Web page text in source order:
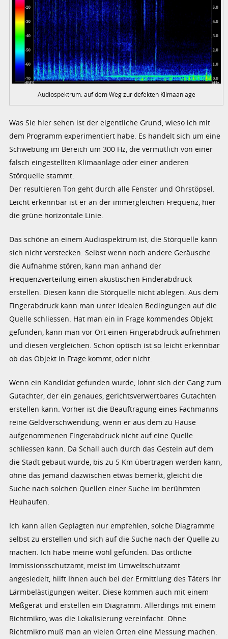
Audiospektrum: auf dem Weg zur defekten Klimaanlage
Was Sie hier sehen ist der eigentliche Grund, wieso ich mit
dem Programm experimentiert habe. Es handelt sich um eine
Schwebung im Bereich um 300 Hz, die vermutlich von einer
falsch eingestellten Klimaanlage oder einer anderen
Störquelle stammt.
Der resultieren Ton geht durch alle Fenster und Ohrstöpsel.
Leicht erkennbar ist er an der immergleichen Frequenz, hier
die grüne horizontale Linie.
Das schöne an einem Audiospektrum ist, die Störquelle kann
sich nicht verstecken. Selbst wenn noch andere Geräusche
die Aufnahme stören, kann man anhand der
Frequenzverteilung einen akustischen Finderabdruck
erstellen. Diesen kann die Störquelle nicht ablegen. Aus dem
Fingerabdruck kann man unter idealen Bedingungen auf die
Quelle schliessen. Hat man ein in Frage kommendes Objekt
gefunden, kann man vor Ort einen Fingerabdruck aufnehmen
und diesen vergleichen. Schon optisch ist so leicht erkennbar
ob das Objekt in Frage kommt, oder nicht.
Wenn ein Kandidat gefunden wurde, lohnt sich der Gang zum
Gutachter, der ein genaues, gerichtsverwertbares Gutachten
erstellen kann. Vorher ist die Beauftragung eines Fachmanns
reine Geldverschwendung, wenn er aus dem zu Hause
aufgenommenen Fingerabdruck nicht auf eine Quelle
schliessen kann. Da Schall auch durch das Gestein auf dem
die Stadt gebaut wurde, bis zu 5 Km übertragen werden kann,
ohne das jemand dazwischen etwas bemerkt, gleicht die
Suche nach solchen Quellen einer Suche im berühmten
Heuhaufen.
Ich kann allen Geplagten nur empfehlen, solche Diagramme
selbst zu erstellen und sich auf die Suche nach der Quelle zu
machen. Ich habe meine wohl gefunden. Das örtliche
Immissionsschutzamt, meist im Umweltschutzamt
angesiedelt, hilft Ihnen auch bei der Ermittlung des Täters Ihr
Lärmbelästigungen weiter. Diese kommen auch mit einem
Meßgerät und erstellen ein Diagramm. Allerdings mit einem
Richtmikro, was die Lokalisierung vereinfacht. Ohne
Richtmikro muß man an vielen Orten eine Messung machen.